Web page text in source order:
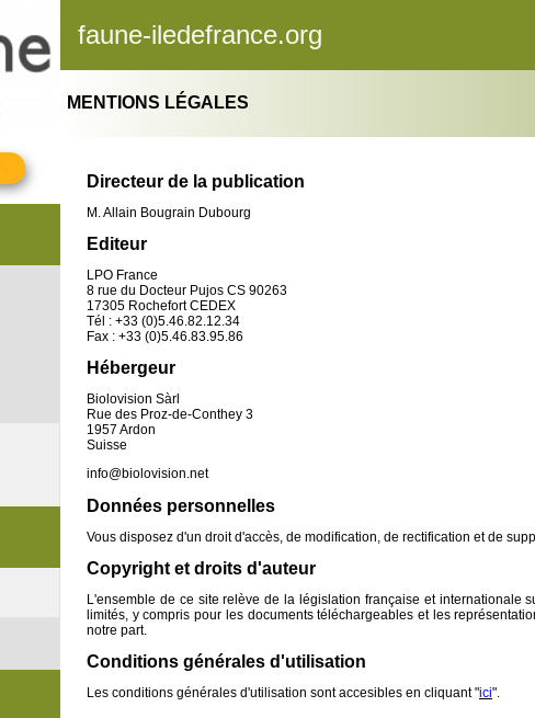
faune-iledefrance.org
MENTIONS LÉGALES
Directeur de la publication
M. Allain Bougrain Dubourg
Editeur
LPO France
8 rue du Docteur Pujos CS 90263
17305 Rochefort CEDEX
Tél : +33 (0)5.46.82.12.34
Fax : +33 (0)5.46.83.95.86
Hébergeur
Biolovision Sàrl
Rue des Proz-de-Conthey 3
1957 Ardon
Suisse
info@biolovision.net
Données personnelles
Vous disposez d'un droit d'accès, de modification, de rectification et de
Copyright et droits d'auteur
L'ensemble de ce site relève de la législation française et internationale
limités, y compris pour les documents téléchargeables et les
notre part.
Conditions générales d'utilisation
Les conditions générales d'utilisation sont accesibles en cliquant "ici".